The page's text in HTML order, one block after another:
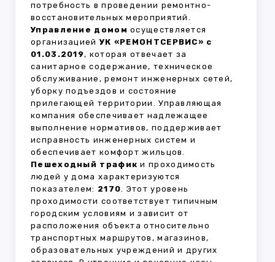
потребность в проведении ремонтно-
восстановительных мероприятий.
Управление домом осуществляется
организациейУК «РЕМОНТСЕРВИС» с
01.03.2019, которая отвечает за
санитарное содержание, техническое
обслуживание, ремонт инженерных сетей,
уборку подъездов и состояние
прилегающей территории. Управляющая
компания обеспечивает надлежащее
выполнение нормативов, поддерживает
исправность инженерных систем и
обеспечивает комфорт жильцов.
Пешеходный трафик и проходимость
людей у дома характеризуются
показателем: 2170. Этот уровень
проходимости соответствует типичным
городским условиям и зависит от
расположения объекта относительно
транспортных маршрутов, магазинов,
образовательных учреждений и других